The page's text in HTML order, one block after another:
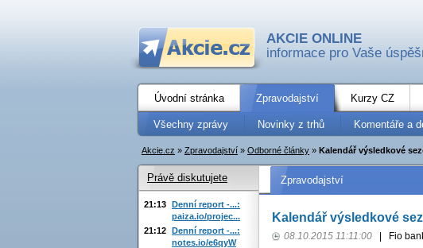
AKCIE ONLINE
informace pro Vaše
Úvodní stránka Zpravodajství Kurzy CZ
Všechny zprávy Novinky z trhů Komentáře a
Akcie.cz » Zpravodajství » Odborné články » Kalendář výsledkové
Zpravodajství
Kalendář výsledkové
08.10.2015 11:11:00 Fio
Právě diskutujete
21:13 Denní report -...:
paiza.io/projec...
21:12 Denní report -...:
notes.io/e6qyW